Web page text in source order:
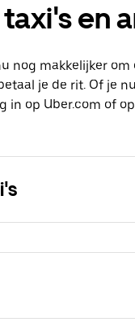
en
nog makkelijker
je de rit. Of je
in op Uber.com of